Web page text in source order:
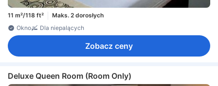
11 m²/118 ft²
Maks. 2 dorosłych
Okno
Dla niepalących
Zobacz ceny
Deluxe Queen Room (Room Only)